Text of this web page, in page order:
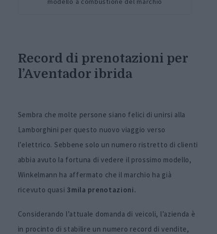
Record di prenotazioni per
l’Aventador ibrida
Sembra che molte persone siano felici di unirsi alla
Lamborghini per questo nuovo viaggio verso
l’elettrico. Sebbene solo un numero ristretto di clienti
abbia avuto la fortuna di vedere il prossimo modello,
Winkelmann ha affermato che il marchio ha già
ricevuto quasi 3mila prenotazioni.
Considerando l’attuale domanda di veicoli, l’azienda è
in procinto di stabilire un numero record di vendite,